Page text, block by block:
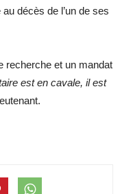
décès de l’un de ses
recherche et un mandat
est en cavale, il est